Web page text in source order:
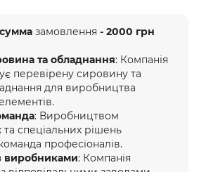
замовлення - 2000 грн
та обладнання: Компанія
перевірену сировину та
для виробництва
: Виробництвом
та спеціальних рішень
професіоналів.
виробниками: Компанія